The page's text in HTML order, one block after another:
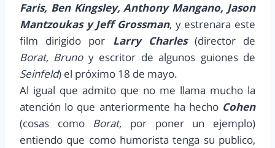
Faris, Ben Kingsley, Anthony Mangano, Jason
Mantzoukas y Jeff Grossman, y estrenara este
film dirigido por Larry Charles(director de
Borat, Brunoy escritor de algunos guiones de
Seinfeld) el próximo 18 de mayo.
Al igual que admito que no me llama mucho la
atención lo que anteriormente ha hecho Cohen
(cosas como Borat, por poner un ejemplo)
entiendo que como humorista tenga su publico,